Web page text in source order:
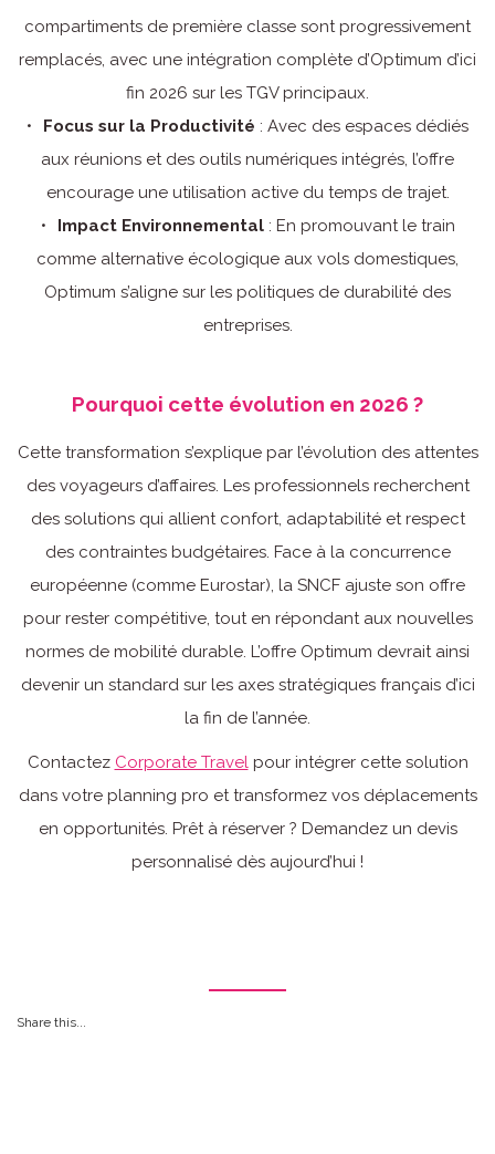
compartiments de première classe sont progressivement
remplacés, avec une intégration complète d’Optimum d’ici
fin 2026 sur les TGV principaux.
Focus sur la Productivité : Avec des espaces dédiés
aux réunions et des outils numériques intégrés, l’offre
encourage une utilisation active du temps de trajet.
Impact Environnemental: En promouvant le train
comme alternative écologique aux vols domestiques,
Optimum s’aligne sur les politiques de durabilité des
entreprises.
Pourquoi cette évolution en 2026 ?
Cette transformation s’explique par l’évolution des attentes
des voyageurs d’affaires. Les professionnels recherchent
des solutions qui allient confort, adaptabilité et respect
des contraintes budgétaires. Face à la concurrence
européenne (comme Eurostar), la SNCF ajuste son offre
pour rester compétitive, tout en répondant aux nouvelles
normes de mobilité durable. L’offre Optimum devrait ainsi
devenir un standard sur les axes stratégiques français d’ici
la fin de l’année.
Contactez Corporate Travelpour intégrer cette solution
dans votre planning pro et transformez vos déplacements
en opportunités. Prêt à réserver ? Demandez un devis
personnalisé dès aujourd’hui !
Share this...